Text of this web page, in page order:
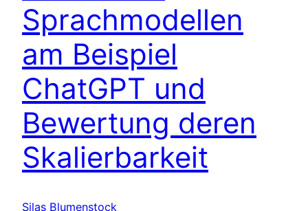
Sprachmodellen
am Beispiel
ChatGPT und
Bewertung deren
Skalierbarkeit
Silas Blumenstock